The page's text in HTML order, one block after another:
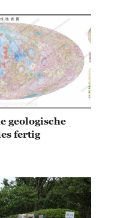
geologische
fertig